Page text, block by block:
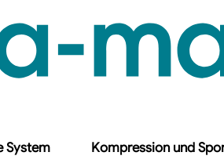
System Kompression und